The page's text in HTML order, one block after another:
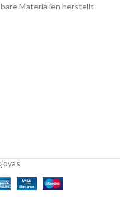
Materialien herstellt